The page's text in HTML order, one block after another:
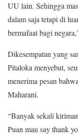
UU lain. Sehingga
dalam saja tetapi di
bermafaat bagi
Dikesempatan yang
Pitaloka menyebut,
menerima pesan
Maharani.
“Banyak sekali
Puan mau say thank